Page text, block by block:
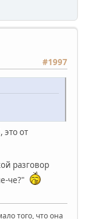
#1997
это от
разговор
че?"
того, что она